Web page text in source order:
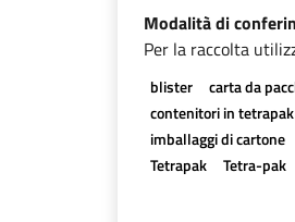
Modalità di
Per la raccolta
blister carta da
contenitori in tetrapak
imballaggi di cartone
Tetrapak
Tetra-pak